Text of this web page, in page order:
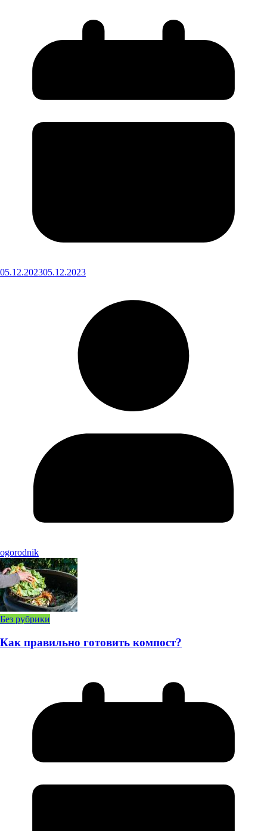
05.12.202305.12.2023
ogorodnik
Без рубрики
Как правильно готовить компост?